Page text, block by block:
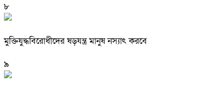
৮
মুক্তিযুদ্ধবিরোধীদের ষড়যন্ত্র মানুষ নস্যাৎ করবে
৯